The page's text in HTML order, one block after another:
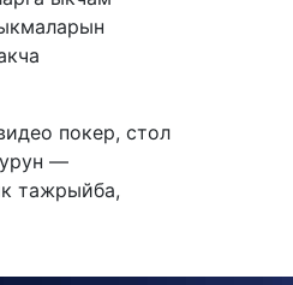
покер, стол
—
тажрыйба,